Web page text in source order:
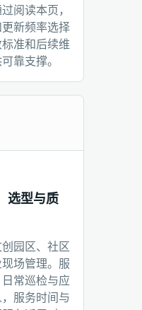
阅读本页，
新频率选择
准和后续维
靠支撑。
选型与质
园区、社区
场管理。服
常巡检与应
服务时间与